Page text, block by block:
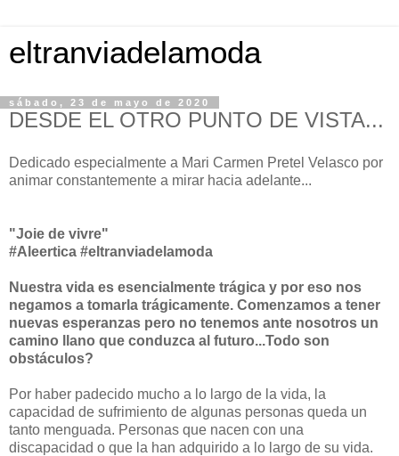
eltranviadelamoda
sábado, 23 de mayo de 2020
DESDE EL OTRO PUNTO DE VISTA...
Dedicado especialmente a Mari Carmen Pretel Velasco por
animar constantemente a mirar hacia adelante...
"Joie de vivre"
#Aleertica #eltranviadelamoda
Nuestra vida es esencialmente trágica y por eso nos
negamos a tomarla trágicamente. Comenzamos a tener
nuevas esperanzas pero no tenemos ante nosotros un
camino llano que conduzca al futuro...Todo son
obstáculos?
Por haber padecido mucho a lo largo de la vida, la
capacidad de sufrimiento de algunas personas queda un
tanto menguada. Personas que nacen con una
discapacidad o que la han adquirido a lo largo de su vida.